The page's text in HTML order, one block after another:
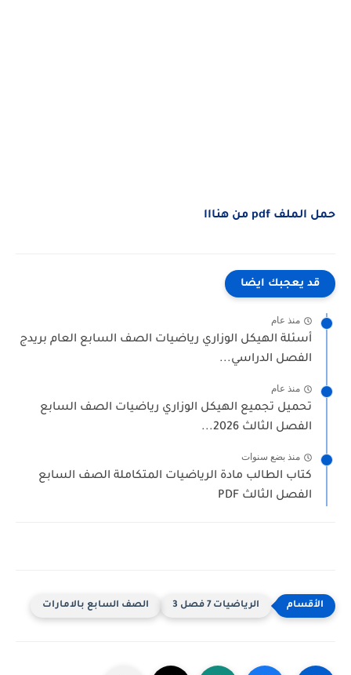
حمل الملف pdf من هنااا
قد يعجبك ايضا
منذ عام
أسئلة الهيكل الوزاري رياضيات الصف السابع العام بريدج
الفصل الدراسي...
منذ عام
تحميل تجميع الهيكل الوزاري رياضيات الصف السابع
الفصل الثالث 2026...
منذ بضع سنوات
كتاب الطالب مادة الرياضيات المتكاملة الصف السابع
الفصل الثالث PDF
الرياضيات 7 فصل 3 الصف السابع بالامارات